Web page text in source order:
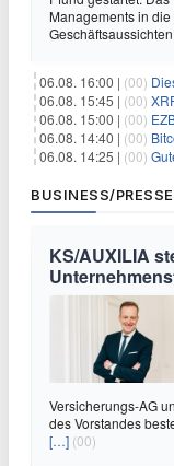
Managements in
06.08. 16:00 | (00)
06.08. 15:45 | (00) XRP,
06.08. 15:00 | (00) EZB
06.08. 14:40 | (00)
06.08. 14:25 | (00)
BUSINESS/PRESSE
KS/AUXILIA
Versicherungs-AG
des Vorstandes
[…] (00)